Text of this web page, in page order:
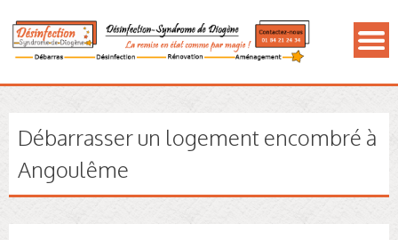
Débarrasser un logement encombré à
Angoulême